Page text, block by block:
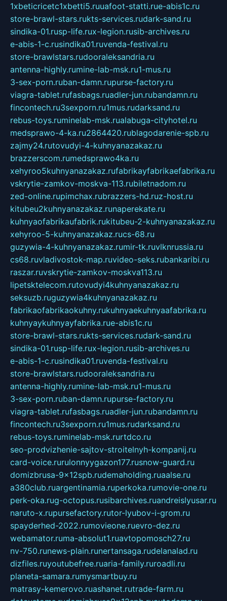
1xbeticricetc1xbetti5.ruuafoot-statti.rue-abis1c.ru
store-brawl-stars.rukts-services.rudark-sand.ru
sindika-01.rusp-life.rux-legion.rusib-archives.ru
e-abis-1-c.rusindika01.ruvenda-festival.ru
store-brawlstars.rudooraleksandria.ru
antenna-highly.rumine-lab-msk.ru1-mus.ru
3-sex-porn.ruban-damn.rupurse-factory.ru
viagra-tablet.rufasbags.ruadler-jun.rubandamn.ru
fincontech.ru3sexporn.ru1mus.rudarksand.ru
rebus-toys.ruminelab-msk.rualabuga-cityhotel.ru
medsprawo-4-ka.ru2864420.rublagodarenie-spb.ru
zajmy24.rutovudyi-4-kuhnyanazakaz.ru
brazzerscom.rumedsprawo4ka.ru
xehyroo5kuhnyanazakaz.rufabrikayfabrikaefabrika.ru
vskrytie-zamkov-moskva-113.rubiletnadom.ru
zed-online.rupimchax.rubrazzers-hd.ruz-host.ru
kitubeu2kuhnyanazakaz.runaperekate.ru
kuhnyaofabrikaufabrik.rukitubeu-2-kuhnyanazakaz.ru
xehyroo-5-kuhnyanazakaz.rucs-68.ru
guzywia-4-kuhnyanazakaz.rumir-tk.ruvlknrussia.ru
cs68.ruvladivostok-map.ruvideo-seks.rubankaribi.ru
raszar.ruvskrytie-zamkov-moskva113.ru
lipetsktelecom.rutovudyi4kuhnyanazakaz.ru
seksuzb.ruguzywia4kuhnyanazakaz.ru
fabrikaofabrikaokuhny.rukuhnyaekuhnyaafabrika.ru
kuhnyaykuhnyayfabrika.rue-abis1c.ru
store-brawl-stars.rukts-services.rudark-sand.ru
sindika-01.rusp-life.rux-legion.rusib-archives.ru
e-abis-1-c.rusindika01.ruvenda-festival.ru
store-brawlstars.rudooraleksandria.ru
antenna-highly.rumine-lab-msk.ru1-mus.ru
3-sex-porn.ruban-damn.rupurse-factory.ru
viagra-tablet.rufasbags.ruadler-jun.rubandamn.ru
fincontech.ru3sexporn.ru1mus.rudarksand.ru
rebus-toys.ruminelab-msk.rurtdco.ru
seo-prodvizhenie-sajtov-stroitelnyh-kompanij.ru
card-voice.rurulonnyygazon177.rusnow-guard.ru
domizbrusa-9x12spb.rudemaholding.ruaalse.ru
a380club.ruargentinamia.ruperkoka.rumovie-one.ru
perk-oka.rug-octopus.rusibarchives.ruandreislyusar.ru
naruto-x.rupursefactory.rutor-lyubov-i-grom.ru
spayderhed-2022.rumovieone.ruevro-dez.ru
webamator.ruma-absolut1.ruavtopomosch27.ru
nv-750.runews-plain.runertansaga.rudelanalad.ru
dizfiles.ruyoutubefree.ruaria-family.ruroadli.ru
planeta-samara.rumysmartbuy.ru
matrasy-kemerovo.ruashanet.rutrade-farm.ru